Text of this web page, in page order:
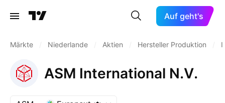
Auf geht's
Märkte Niederlande Aktien Hersteller Produktion
ASM International N.V.